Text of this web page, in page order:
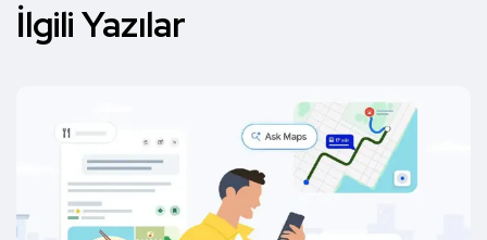
İlgili Yazılar